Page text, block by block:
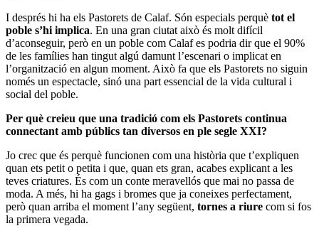
I després hi ha els Pastorets de Calaf. Són especials perquè tot el
poble s’hi implica. En una gran ciutat això és molt difícil
d’aconseguir, però en un poble com Calaf es podria dir que el 90%
de les famílies han tingut algú damunt l’escenari o implicat en
l’organització en algun moment. Això fa que els Pastorets no siguin
només un espectacle, sinó una part essencial de la vida cultural i
social del poble.
Per què creieu que una tradició com els Pastorets continua
connectant amb públics tan diversos en ple segle XXI?
Jo crec que és perquè funcionen com una història que t’expliquen
quan ets petit o petita i que, quan ets gran, acabes explicant a les
teves criatures. És com un conte meravellós que mai no passa de
moda. A més, hi ha gags i bromes que ja coneixes perfectament,
però quan arriba el moment l’any següent, tornes a riure com si fos
la primera vegada.